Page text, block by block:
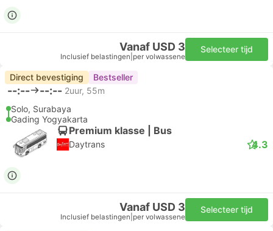
Vanaf USD 3
Inclusief belastingen per volwassene
Selecteer tijd
Direct bevestiging Bestseller
--:-- --:-- 2uur, 55m
Solo, Surabaya
Gading Yogyakarta
Premium klasse | Bus
Daytrans 4.3
Vanaf USD 3
Inclusief belastingen per volwassene
Selecteer tijd